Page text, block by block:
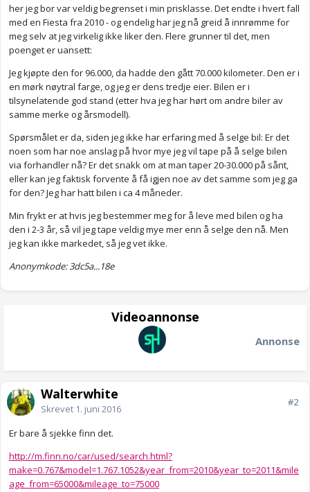
her jeg bor var veldig begrenset i min prisklasse. Det endte i hvert fall
med en Fiesta fra 2010 - og endelig har jeg nå greid å innrømme for
meg selv at jeg virkelig ikke liker den. Flere grunner til det, men
poenget er uansett:
Jeg kjøpte den for 96.000, da hadde den gått 70.000 kilometer. Den er i
en mørk nøytral farge, og jeg er dens tredje eier. Bilen er i
tilsynelatende god stand (etter hva jeg har hørt om andre biler av
samme merke og årsmodell).
Spørsmålet er da, siden jeg ikke har erfaring med å selge bil: Er det
noen som har noe anslag på hvor mye jeg vil tape på å selge bilen
via forhandler nå? Er det snakk om at man taper 20-30.000 på sånt,
eller kan jeg faktisk forvente å få igjen noe av det samme som jeg ga
for den? Jeg har hatt bilen i ca 4 måneder.
Min frykt er at hvis jeg bestemmer meg for å leve med bilen og ha
den i 2-3 år, så vil jeg tape veldig mye mer enn å selge den nå. Men
jeg kan ikke markedet, så jeg vet ikke.
Anonymkode: 3dc5a...18e
Videoannonse
Annonse
Walterwhite
Skrevet 1. juni 2016
#2
Er bare å sjekke finn det.
http://m.finn.no/car/used/search.html?
make=0.767&model=1.767.1052&year_from=2010&year_to=2011&mile
age_from=65000&mileage_to=75000